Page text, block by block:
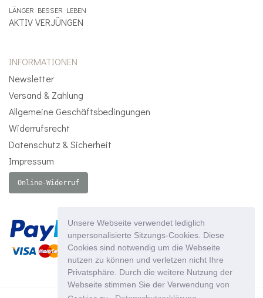
Unsere Webseite verwendet lediglich
unpersonalisierte Sitzungs-Cookies. Diese
Cookies sind notwendig um die Webseite
nutzen zu können und verletzen nicht Ihre
Privatsphäre. Durch die weitere Nutzung der
Webseite stimmen Sie der Verwendung von
LÄNGER BESSER LEBEN
AKTIV VERJÜNGEN
INFORMATIONEN
Newsletter
Versand & Zahlung
Allgemeine Geschäftsbedingungen
Widerrufsrecht
Datenschutz & Sicherheit
Impressum
Online-Widerruf